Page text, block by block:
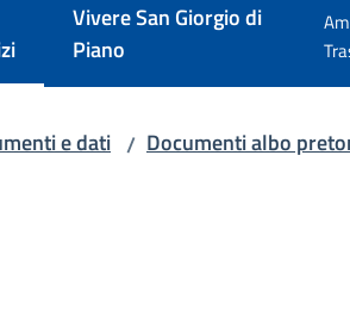
selezionato
Vivere San Giorgio di
Piano
e dati / Documenti albo